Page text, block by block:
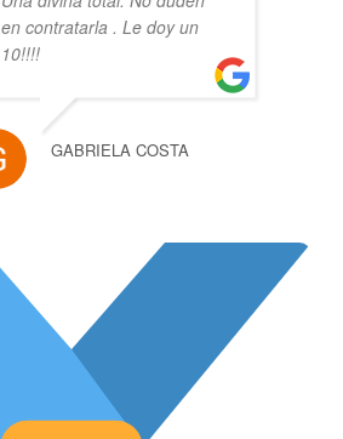
en contratarla . Le doy un
10!!!!
GABRIELA COSTA